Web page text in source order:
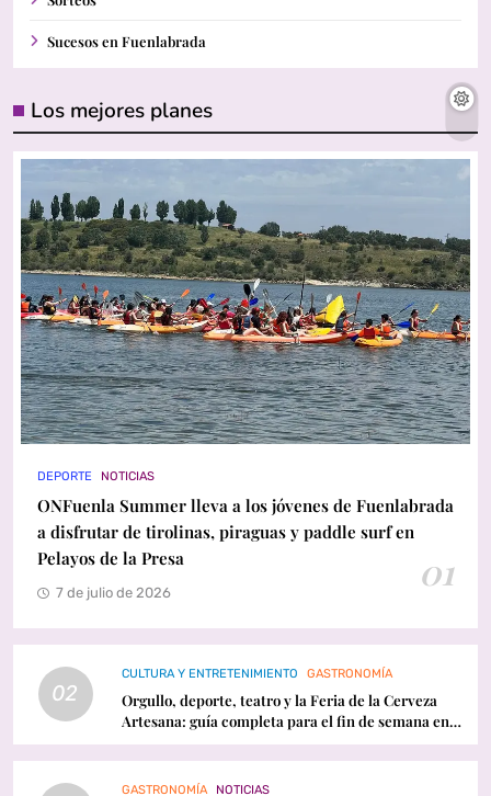
Sucesos en Fuenlabrada
Los mejores planes
DEPORTE NOTICIAS
ONFuenla Summer lleva a los jóvenes de Fuenlabrada
a disfrutar de tirolinas, piraguas y paddle surf en
Pelayos de la Presa
01
7 de julio de 2026
02
CULTURA Y ENTRETENIMIENTO GASTRONOMÍA
Orgullo, deporte, teatro y la Feria de la Cerveza
Artesana: guía completa para el fin de semana en
Fuenlabrada
GASTRONOMÍA NOTICIAS